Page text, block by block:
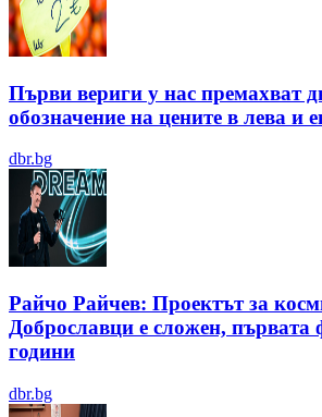
Първи вериги у нас премахват
обозначение на цените в лева и
dbr.bg
Райчо Райчев: Проектът за
Доброславци е сложен, първата
години
dbr.bg